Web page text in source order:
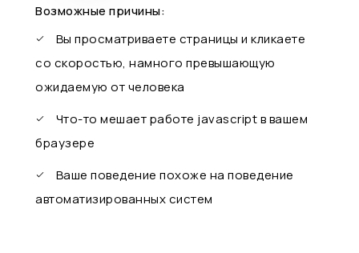
Возможные причины:
Вы просматриваете страницы и кликаете
со скоростью, намного превышающую
ожидаемую от человека
Что-то мешает работе javascript в вашем
браузере
Ваше поведение похоже на поведение
автоматизированных систем